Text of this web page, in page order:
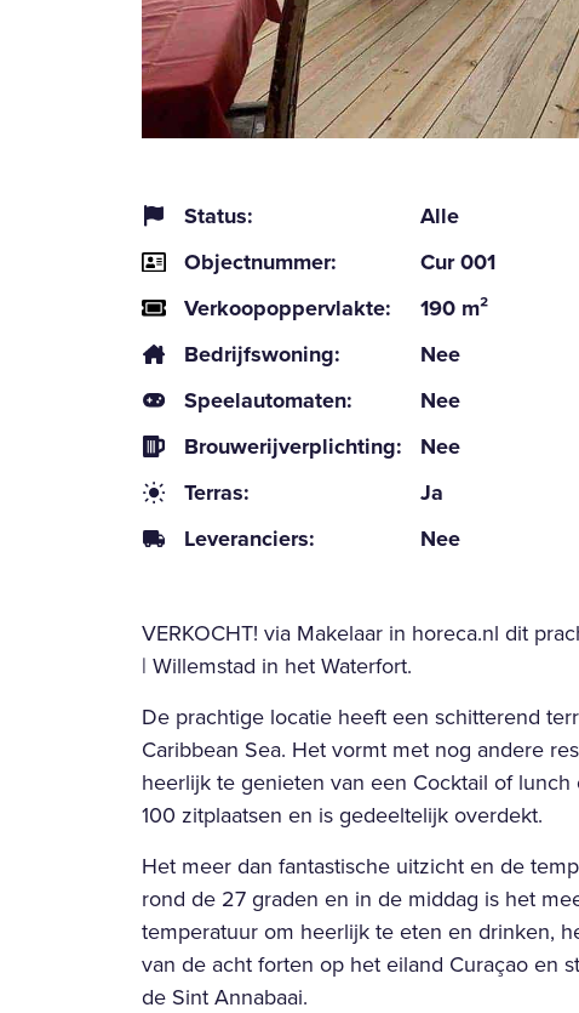
Status:
Alle
Objectnummer:
Cur 001
Verkoopoppervlakte:
190 m²
Bedrijfswoning:
Nee
Speelautomaten:
Nee
Brouwerijverplichting:
Nee
Terras:
Ja
Leveranciers:
Nee
VERKOCHT! via Makelaar in horeca.nl dit
| Willemstad in het Waterfort.
De prachtige locatie heeft een schitterend
Caribbean Sea. Het vormt met nog andere
heerlijk te genieten van een Cocktail of
100 zitplaatsen en is gedeeltelijk overdekt.
Het meer dan fantastische uitzicht en de
rond de 27 graden en in de middag is het
temperatuur om heerlijk te eten en drinken,
van de acht forten op het eiland Curaçao en
de Sint Annabaai.